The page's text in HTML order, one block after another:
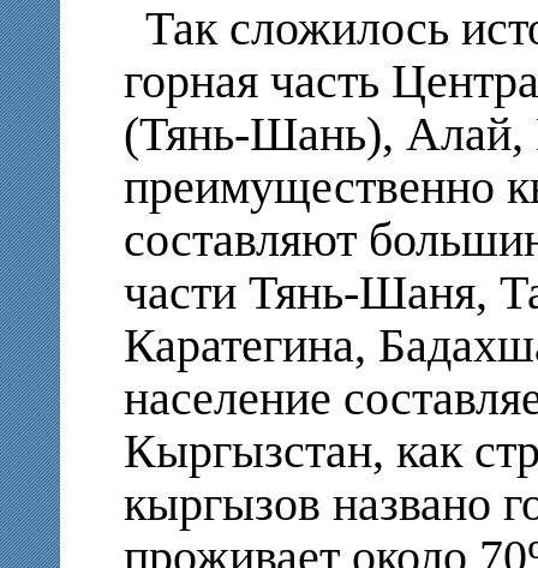
Так сложилось
горная часть
(Тянь-Шань), Алай,
преимущественно
составляют
части Тянь-Шаня,
Каратегина,
население
Кыргызстан, как
кыргызов названо
проживает около